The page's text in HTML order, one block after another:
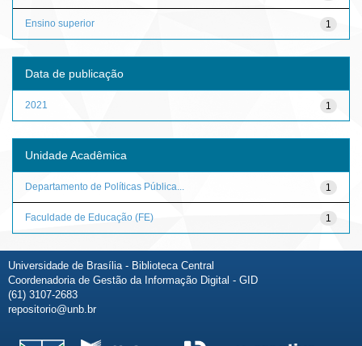
1
Ensino superior
Data de publicação
1
2021
Unidade Acadêmica
1
Departamento de Políticas Pública...
1
Faculdade de Educação (FE)
Universidade de Brasília - Biblioteca Central
Coordenadoria de Gestão da Informação Digital - GID
(61) 3107-2683
repositorio@unb.br